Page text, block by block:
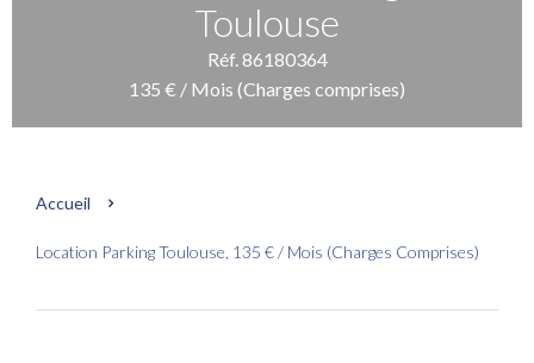
Toulouse
Réf. 86180364
135 € / Mois (Charges comprises)
Accueil
Location Parking Toulouse, 135 € / Mois (Charges Comprises)